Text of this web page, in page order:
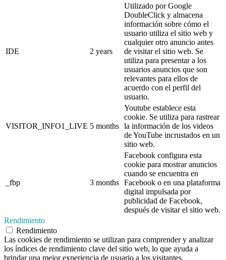
IDE 2 years
Utilizado por Google
DoubleClick y almacena
información sobre cómo el
usuario utiliza el sitio web y
cualquier otro anuncio antes
de visitar el sitio web. Se
utiliza para presentar a los
usuarios anuncios que son
relevantes para ellos de
acuerdo con el perfil del
usuario.
VISITOR_INFO1_LIVE 5 months
Youtube establece esta
cookie. Se utiliza para rastrear
la información de los videos
de YouTube incrustados en un
sitio web.
_fbp 3 months
Facebook configura esta
cookie para mostrar anuncios
cuando se encuentra en
Facebook o en una plataforma
digital impulsada por
publicidad de Facebook,
después de visitar el sitio web.
Rendimiento
Rendimiento
Las cookies de rendimiento se utilizan para comprender y analizar
los índices de rendimiento clave del sitio web, lo que ayuda a
brindar una mejor experiencia de usuario a los visitantes.